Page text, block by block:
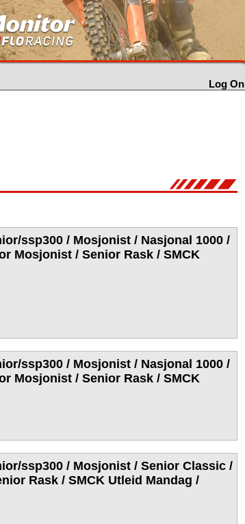
Log On
ssp300 / Mosjonist / Nasjonal 1000 /
Mosjonist / Senior Rask / SMCK
ssp300 / Mosjonist / Nasjonal 1000 /
Mosjonist / Senior Rask / SMCK
ssp300 / Mosjonist / Senior Classic /
Rask / SMCK Utleid Mandag /